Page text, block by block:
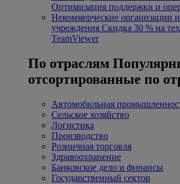
Оптимизация поддержки и
Некоммерческие организации
учреждения Скидка 30 % на
TeamViewer
По отраслям
отсортированные по
Автомобильная
Сельское хозяйство
Логистика
Производство
Розничная торговля
Здравоохранение
Банковское дело и финансы
Государственный сектор